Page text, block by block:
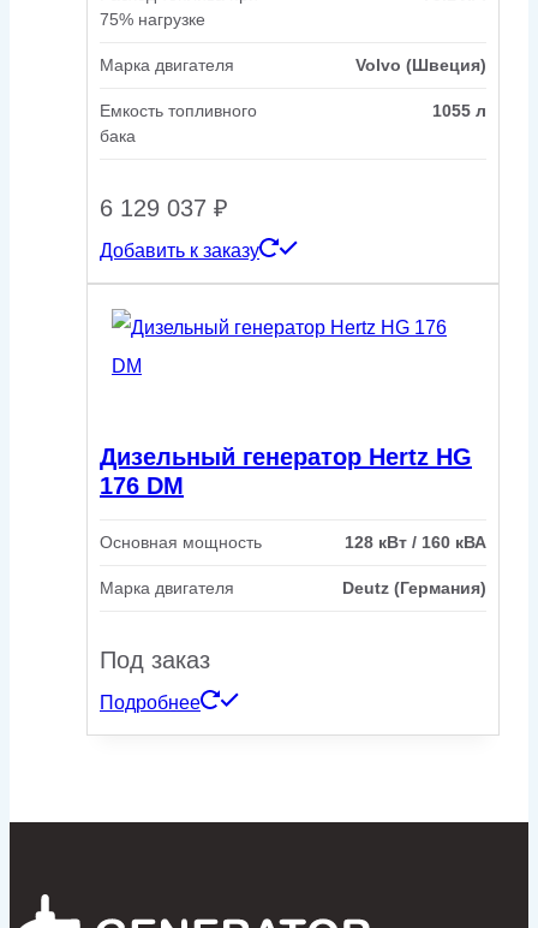
75% нагрузке
Марка двигателя Volvo (Швеция)
Емкость топливного
бака
1055 л
6 129 037 ₽
Добавить к заказу
Дизельный генератор Hertz HG
176 DM
Основная мощность 128 кВт / 160 кВА
Марка двигателя Deutz (Германия)
Под заказ
Подробнее